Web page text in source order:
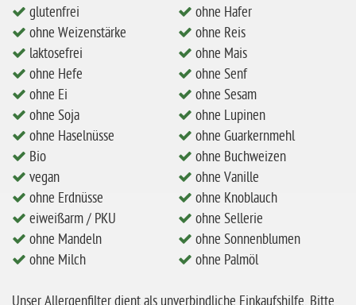
ohne Erdnüsse
eiweißarm / PKU
ohne Mandeln
ohne Milch
ohne Hafer
ohne Zuckerzusatz
ohne Reis
ohne Mais
ohne Senf
glutenfrei
ohne Weizenstärke
laktosefrei
ohne Hefe
ohne Ei
ohne Soja
ohne Haselnüsse
Bio
vegan
ohne Erdnüsse
eiweißarm / PKU
ohne Mandeln
ohne Milch
ohne Hafer
ohne Reis
ohne Mais
ohne Senf
ohne Sesam
ohne Lupinen
ohne Guarkernmehl
ohne Buchweizen
ohne Vanille
ohne Knoblauch
ohne Sellerie
ohne Sonnenblumen
ohne Palmöl
Unser Allergenfilter dient als unverbindliche Einkaufshilfe. Bitte